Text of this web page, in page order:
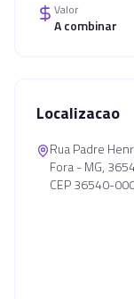
Valor
A combinar
Localizacao
Rua Padre
Fora - MG,
CEP 36540-